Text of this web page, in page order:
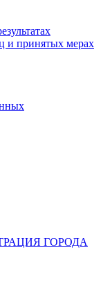
и принятых мерах
ГОРОДА